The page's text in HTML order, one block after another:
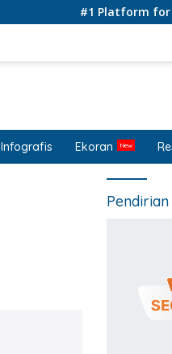
#1 Platform for Legal
Infografis Ekoran